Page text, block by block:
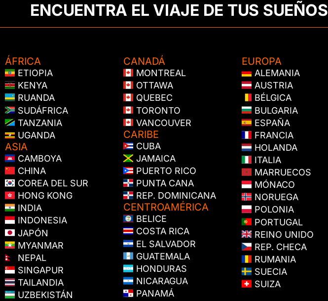
ENCUENTRA EL VIAJE DE TUS
ÁFRICA
ETIOPIA
KENYA
RUANDA
SUDÁFRICA
TANZANIA
UGANDA
ASIA
CAMBOYA
CHINA
COREA DEL SUR
HONG KONG
INDIA
INDONESIA
JAPÓN
MYANMAR
NEPAL
SINGAPUR
TAILANDIA
UZBEKISTÁN
CANADÁ
MONTREAL
OTTAWA
QUEBEC
TORONTO
VANCOUVER
CARIBE
CUBA
JAMAICA
PUERTO RICO
PUNTA CANA
REP. DOMINICANA
CENTROAMÉRICA
BELICE
COSTA RICA
EL SALVADOR
GUATEMALA
HONDURAS
NICARAGUA
PANAMÁ
EUROPA
ALEMANIA
AUSTRIA
BÉLGICA
BULGARIA
ESPAÑA
FRANCIA
HOLANDA
ITALIA
MARRUECOS
MÓNACO
NORUEGA
POLONIA
PORTUGAL
REINO UNIDO
REP. CHECA
RUMANIA
SUECIA
SUIZA